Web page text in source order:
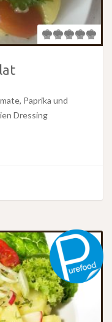
Paprika und
Dressing